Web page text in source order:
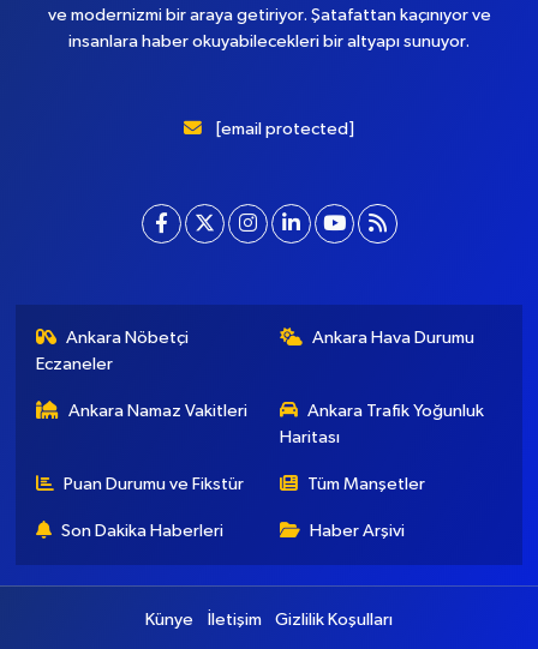
ve modernizmi bir araya getiriyor. Şatafattan kaçınıyor ve
insanlara haber okuyabilecekleri bir altyapı sunuyor.
[email protected]
Ankara Nöbetçi
Eczaneler
Ankara Hava Durumu
Ankara Namaz Vakitleri
Ankara Trafik Yoğunluk
Haritası
Puan Durumu ve Fikstür Tüm Manşetler
Son Dakika Haberleri Haber Arşivi
Künye İletişim Gizlilik Koşulları